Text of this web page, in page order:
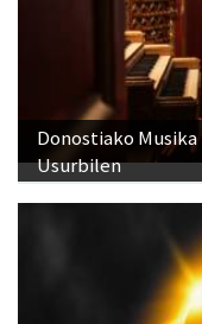
Donostiako
Usurbilen